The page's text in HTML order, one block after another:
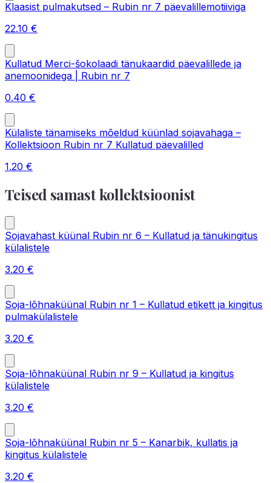
Klaasist pulmakutsed – Rubin nr 7 päevalillemotiiviga
22.10 €
Kullatud Merci-šokolaadi tänukaardid päevalillede ja
anemoonidega | Rubin nr 7
0.40 €
Külaliste tänamiseks mõeldud küünlad sojavahaga –
Kollektsioon Rubin nr 7 Kullatud päevalilled
1.20 €
Teised samast kollektsioonist
Sojavahast küünal Rubin nr 6 – Kullatud ja tänukingitus
külalistele
3.20 €
Soja-lõhnaküünal Rubin nr 1 – Kullatud etikett ja kingitus
pulmakülalistele
3.20 €
Soja-lõhnaküünal Rubin nr 9 – Kullatud ja kingitus
külalistele
3.20 €
Soja-lõhnaküünal Rubin nr 5 – Kanarbik, kullatis ja
kingitus külalistele
3.20 €